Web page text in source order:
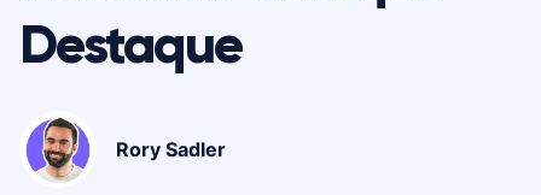
Destaque
Rory Sadler